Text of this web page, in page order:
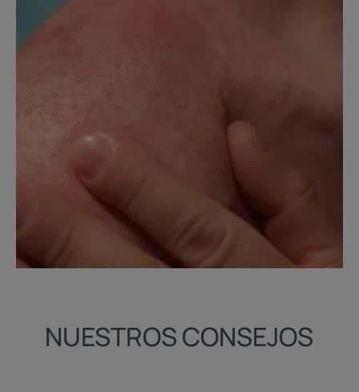
NUESTROS CONSEJOS